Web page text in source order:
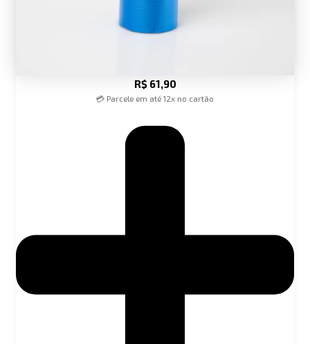
R$61,90
💳 Parcele em até 12x no cartão